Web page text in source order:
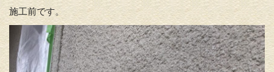
施工前です。